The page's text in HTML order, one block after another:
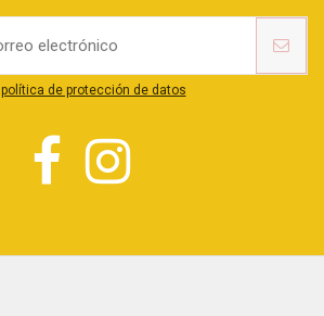
política de protección de datos